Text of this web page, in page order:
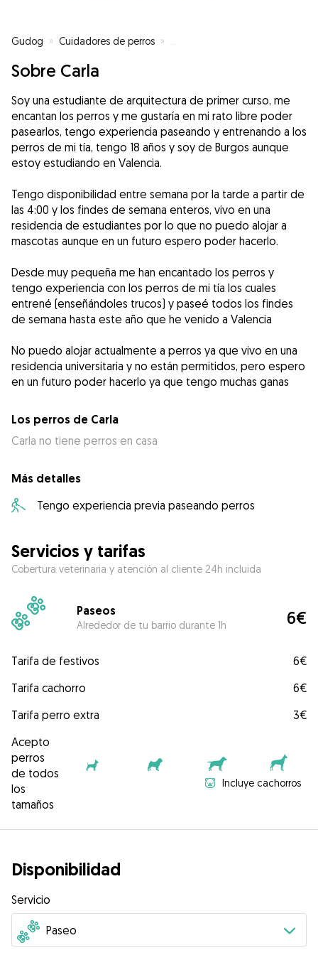
Gudog » Cuidadores de perros »
Sobre Carla
Soy una estudiante de arquitectura de primer curso, me
encantan los perros y me gustaría en mi rato libre poder
pasearlos, tengo experiencia paseando y entrenando a los
perros de mi tía, tengo 18 años y soy de Burgos aunque
estoy estudiando en Valencia.
Tengo disponibilidad entre semana por la tarde a partir de
las 4:00 y los findes de semana enteros, vivo en una
residencia de estudiantes por lo que no puedo alojar a
mascotas aunque en un futuro espero poder hacerlo.
Desde muy pequeña me han encantado los perros y
tengo experiencia con los perros de mi tía los cuales
entrené (enseñándoles trucos) y paseé todos los findes
de semana hasta este año que he venido a Valencia
No puedo alojar actualmente a perros ya que vivo en una
residencia universitaria y no están permitidos, pero espero
en un futuro poder hacerlo ya que tengo muchas ganas
Los perros de Carla
Carla no tiene perros en casa
Más detalles
Tengo experiencia previa paseando perros
Servicios y tarifas
Cobertura veterinaria y atención al cliente 24h incluida
Paseos
Alrededor de tu barrio durante 1h 6€
Tarifa de festivos
6€
Tarifa cachorro
6€
Tarifa perro extra
3€
Acepto
perros
de todos
los
tamaños
Incluye cachorros
Disponibilidad
Servicio